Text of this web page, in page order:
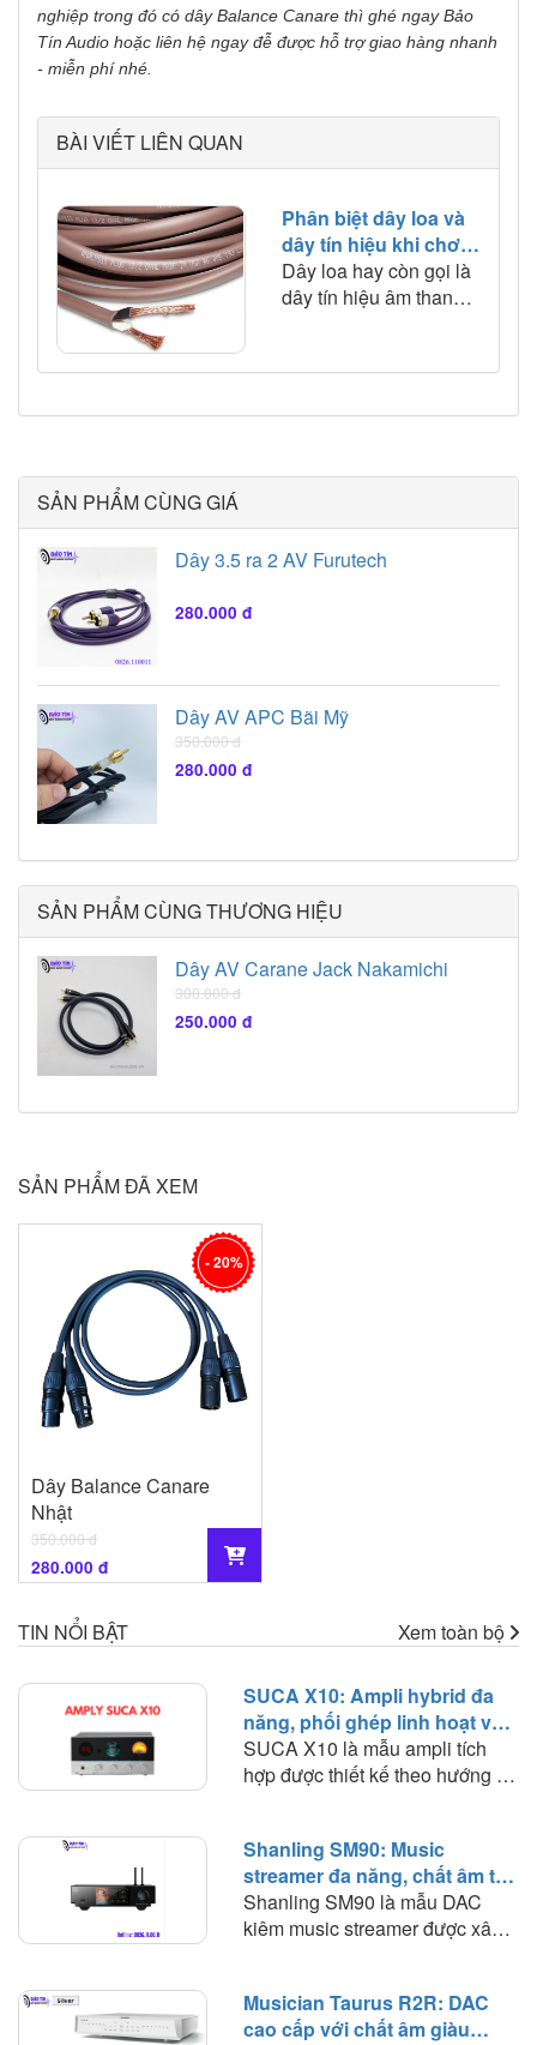
nghiệp trong đó có dây Balance Canare thì ghé ngay Bảo
Tín Audio hoặc liên hệ ngay đễ được hỗ trợ giao hàng nhanh
- miễn phí nhé.
BÀI VIẾT LIÊN QUAN
Phân biệt dây loa và
dây tín hiệu khi chơi
âm thanh
Dây loa hay còn gọi là
dây tín hiệu âm thanh
công suất với nhiệm vụ
tiếng. Chính vì vậy,
sẽ ảnh hưởng rất nhiều
đến chất lượng truyền
SẢN PHẨM CÙNG GIÁ
Dây 3.5 ra 2 AV Furutech
280.000 đ
Dây AV APC Bãi Mỹ
350.000 đ
280.000 đ
SẢN PHẨM CÙNG THƯƠNG HIỆU
Dây AV Carane Jack Nakamichi
300.000 đ
250.000 đ
SẢN PHẨM ĐÃ XEM
- 20%
Dây Balance Canare
Nhật
350.000 đ
280.000 đ
TIN NỔI BẬT Xem toàn bộ
SUCA X10: Ampli hybrid đa
năng, phối ghép linh hoạt và
chất âm giàu màu sắc
SUCA X10 là mẫu ampli tích
hợp được thiết kế theo hướng đa
năng gồm DAC, preamp sử
dụng bóng đèn, ampli công suất
và headphone amplifier. Cách
tiếp cận này giúp X10 hướng tới
đơn giản nhưng vẫn có khả
năng tiếp nhận nhiều nguồn
Shanling SM90: Music
streamer đa năng, chất âm tự
nhiên và khả năng phối ghép
linh hoạt
Shanling SM90 là mẫu DAC
kiêm music streamer được xây
nhạc số vào trong cùng một thiết
bị. Thay vì phải sử dụng riêng
Musician Taurus R2R: DAC
cao cấp với chất âm giàu